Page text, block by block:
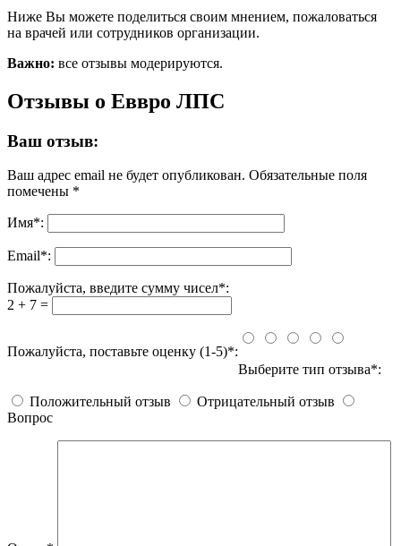
Ниже Вы можете поделиться своим мнением, пожаловаться
на врачей или сотрудников организации.
Важно: все отзывы модерируются.
Отзывы о Еввро ЛПС
Ваш отзыв:
Ваш адрес email не будет опубликован. Обязательные поля
помечены *
Имя*:
Email*:
Пожалуйста, введите сумму чисел*:
2 + 7 =
Пожалуйста, поставьте оценку (1-5)*:
Выберите тип отзыва*:
Положительный отзыв
Отрицательный отзыв
Вопрос